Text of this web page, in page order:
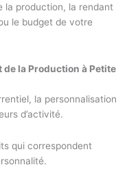
la production, la rendant
le budget de votre
de la Production à Petite
la personnalisation
d’activité.
qui correspondent